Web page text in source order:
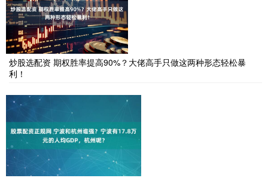
炒股选配资 期权胜率提高90%？大佬高手只做这两种形态轻松暴
利！